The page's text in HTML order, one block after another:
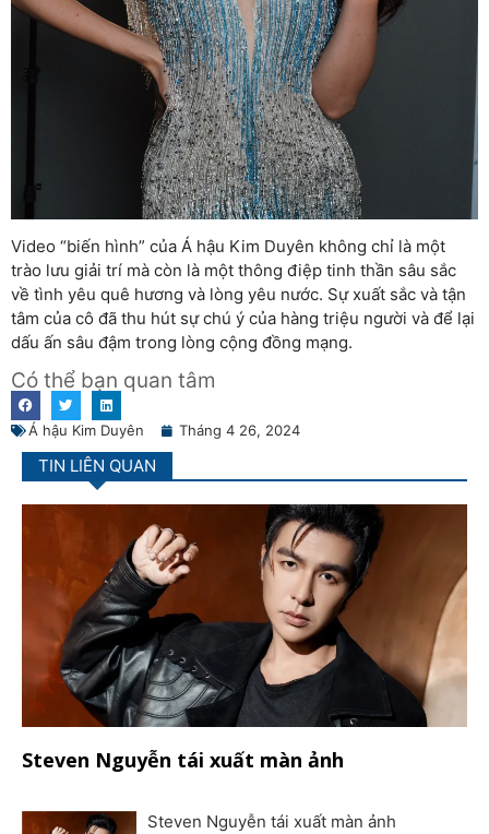
Video “biến hình” của Á hậu Kim Duyên không chỉ là một
trào lưu giải trí mà còn là một thông điệp tinh thần sâu sắc
về tình yêu quê hương và lòng yêu nước. Sự xuất sắc và tận
tâm của cô đã thu hút sự chú ý của hàng triệu người và để lại
dấu ấn sâu đậm trong lòng cộng đồng mạng.
Có thể bạn quan tâm
Á hậu Kim Duyên Tháng 4 26, 2024
TIN LIÊN QUAN
Steven Nguyễn tái xuất màn ảnh
Steven Nguyễn tái xuất màn ảnh